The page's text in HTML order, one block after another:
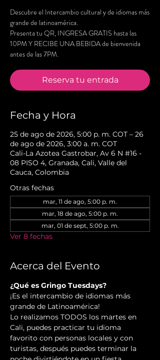
Descubre el Intercambio cultural y de idiomas más
grande de latinoamérica.
Presenta tu QR, INGRESA GRATIS hasta las
10PM Y RECIBE UNA BEBIDA de bienvenida
antes de las 7PM.
Reserva tu entrada
Fecha y Hora
25 de ago de 2026, 5:00 p. m. COT – 26
de ago de 2026, 3:00 a. m. COT
Cali-La Azotea Gastrobar, Av 6 N #16 -
08 PISO 4, Granada, Cali, Valle del
Cauca, Colombia
Otras fechas
mar, 11 de ago, 5:00 p. m.
mar, 18 de ago, 5:00 p. m.
mar, 01 de sept, 5:00 p. m.
Ver 8 fechas
Acerca del Evento
¿Qué es Gringo Tuesdays?
¡Es el intercambio de idiomas más
grande de Latinoamérica!
Lo realizamos TODOS los martes en
Cali, puedes practicar tu idioma
favorito con personas locales y con
turistas, después puedes terminar la